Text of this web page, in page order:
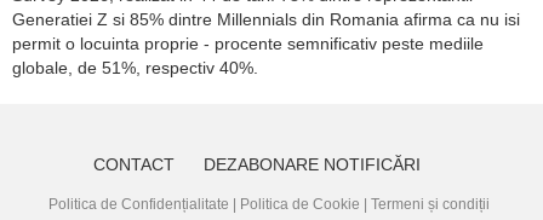
Generatiei Z si 85% dintre Millennials din Romania afirma ca nu isi
permit o locuinta proprie - procente semnificativ peste mediile
globale, de 51%, respectiv 40%.
CONTACT DEZABONARE NOTIFICĂRI
Politica de Confidențialitate Politica de Cookie Termeni și condiții